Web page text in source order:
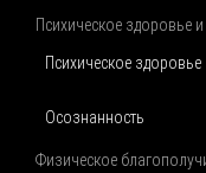
Психическое здоровье
Психическое здоровье
Осознанность
Физическое